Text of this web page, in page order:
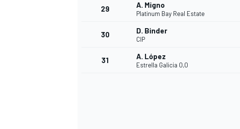
29 A. Migno
Platinum Bay Real Estate
30 D. Binder
CIP
31 A. López
Estrella Galicia 0,0